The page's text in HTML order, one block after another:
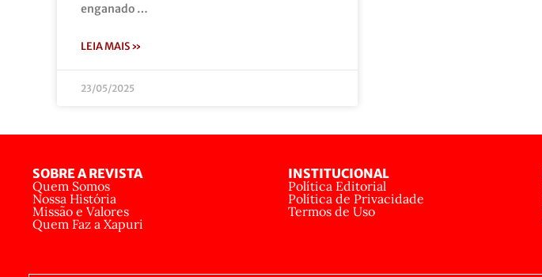
enganado …
LEIA MAIS »
23/05/2025
SOBRE A REVISTA
Quem Somos
Nossa História
Missão e Valores
Quem Faz a Xapuri
INSTITUCIONAL
Política Editorial
Política de Privacidade
Termos de Uso